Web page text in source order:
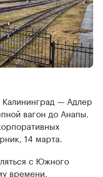
Калининград — Адлер
вагон до Анапы.
14 марта.
с Южного
времени.